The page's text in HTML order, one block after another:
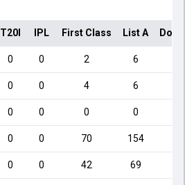
T20I IPL First Class List A
0 0 2 6
0 0 4 6
0 0 0 0
0 0 70 154
0 0 42 69